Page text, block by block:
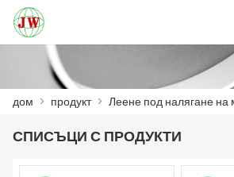
العربية Deutsch
дом > продукт > Леене под налягане на
СПИСЪЦИ С ПРОДУКТИ